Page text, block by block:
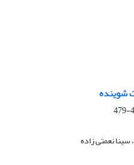
شوینده
نعمتی زاده